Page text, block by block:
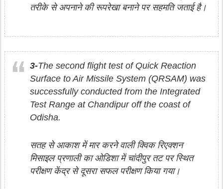
तरीके से अपनाने की रूपरेखा बनाने पर सहमति जताई है।
3-The second flight test of Quick Reaction
Surface to Air Missile System (QRSAM) was
successfully conducted from the Integrated
Test Range at Chandipur off the coast of
Odisha.
सतह से आकाश में मार करने वाली क्विक रिएक्‍शन
मिसाइल प्रणाली का ओडिशा में चांदीपुर तट पर स्थित
परीक्षण केंद्र से दूसरा सफल परीक्षण किया गया।